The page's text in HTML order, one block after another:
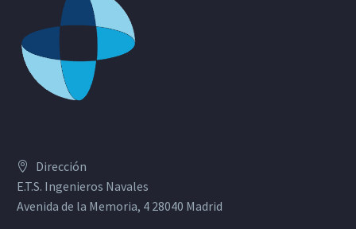
Dirección
E.T.S. Ingenieros Navales
Avenida de la Memoria, 4 28040 Madrid